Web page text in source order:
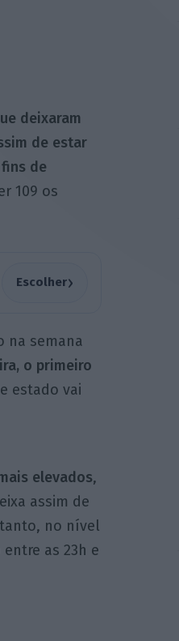
deixaram
de estar
de
109 os
Escolher›
na semana
o primeiro
estado vai
elevados,
assim de
no nível
as 23h e